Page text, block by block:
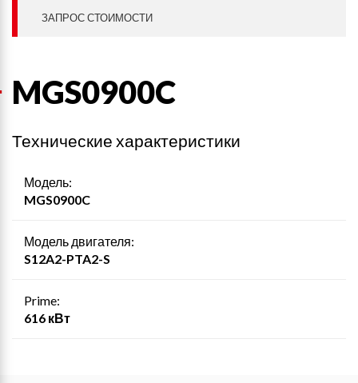
ЗАПРОС СТОИМОСТИ
MGS0900C
Технические характеристики
Модель:
MGS0900C
Модель двигателя:
S12A2-PTA2-S
Prime:
616 кВт